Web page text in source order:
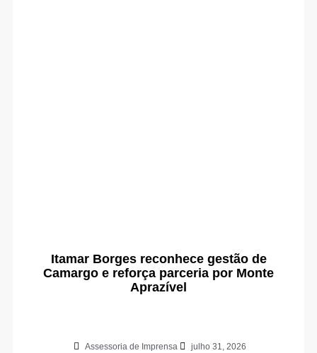
Itamar Borges reconhece gestão de
Camargo e reforça parceria por Monte
Aprazível
Assessoria de Imprensa julho 31, 2026